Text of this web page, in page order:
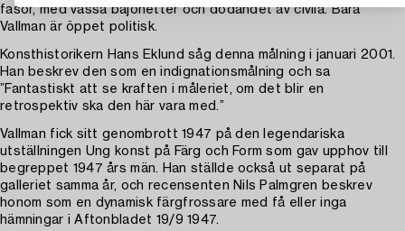
fasor, med vassa bajonetter och dödandet av civila. Bara
Vallman är öppet politisk.
Konsthistorikern Hans Eklund såg denna målning i januari 2001.
Han beskrev den som en indignationsmålning och sa
”Fantastiskt att se kraften i måleriet, om det blir en
retrospektiv ska den här vara med.”
Vallman fick sitt genombrott 1947 på den legendariska
utställningen Ung konst på Färg och Form som gav upphov till
begreppet 1947 års män. Han ställde också ut separat på
galleriet samma år, och recensenten Nils Palmgren beskrev
honom som en dynamisk färgfrossare med få eller inga
hämningar i Aftonbladet 19/9 1947.